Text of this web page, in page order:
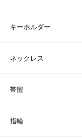
キーホルダー
ネックレス
帯留
指輪